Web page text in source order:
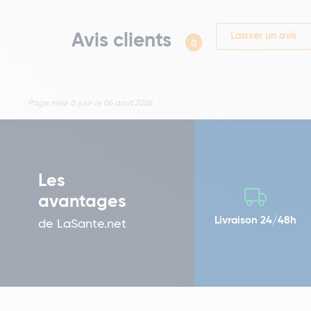
Avis clients 0
Laisser un avis
Page mise à jour le 06 aout 2026
Les
avantages
de LaSante.net Livraison 24/48h